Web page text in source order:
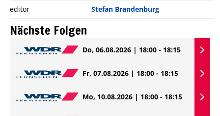
editor
Stefan Brandenburg
Nächste Folgen
Do, 06.08.2026 | 18:00 - 18:15
Fr, 07.08.2026 | 18:00 - 18:15
Mo, 10.08.2026 | 18:00 - 18:15